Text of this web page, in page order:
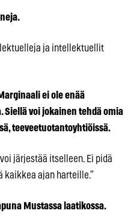
ja intellektuellit
ei ole enää
voi jokainen tehdä omia
teeveetuotantoyhtiöissä.
järjestää itselleen. Ei pidä
kaikkea ajan harteille.”
Mustassa laatikossa.